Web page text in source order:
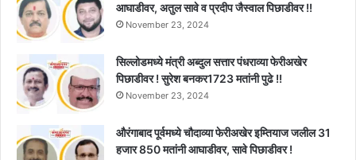
आघाडीवर, अतुल सावे व प्रदीप जैस्वाल पिछाडीवर !!
November 23, 2024
सिल्लोडमध्ये मंत्री अब्दुल सत्तार पंधराव्या फेरीअखेर
पिछाडीवर ! सुरेश बनकर1723 मतांनी पुढे !!
November 23, 2024
औरंगाबाद पूर्वमध्ये चौदाव्या फेरीअखेर इम्तियाज जलील 31
हजार 850 मतांनी आघाडीवर, सावे पिछाडीवर !